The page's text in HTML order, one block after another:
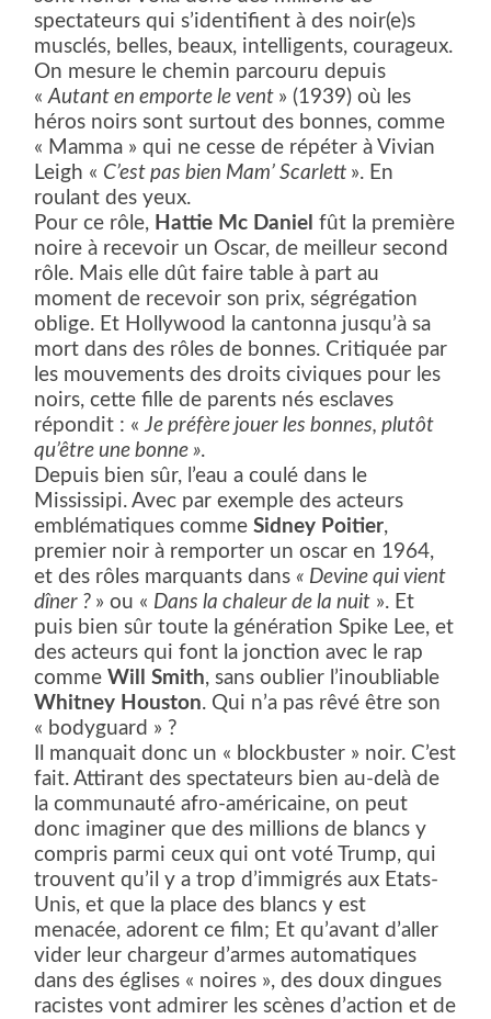
spectateurs qui s’identifient à des noir(e)s
musclés, belles, beaux, intelligents, courageux.
On mesure le chemin parcouru depuis
«Autant en emporte le vent » (1939) où les
héros noirs sont surtout des bonnes, comme
« Mamma » qui ne cesse de répéter à Vivian
Leigh « C’est pas bien Mam’ Scarlett ». En
roulant des yeux.
Pour ce rôle, Hattie Mc Daniel fût la première
noire à recevoir un Oscar, de meilleur second
rôle. Mais elle dût faire table à part au
moment de recevoir son prix, ségrégation
oblige. Et Hollywood la cantonna jusqu’à sa
mort dans des rôles de bonnes. Critiquée par
les mouvements des droits civiques pour les
noirs, cette fille de parents nés esclaves
répondit : «Je préfère jouer les bonnes, plutôt
qu’être une bonne ».
Depuis bien sûr, l’eau a coulé dans le
Mississipi. Avec par exemple des acteurs
emblématiques commeSidney Poitier,
premier noir à remporter un oscar en 1964,
et des rôles marquants dans « Devine qui vient
dîner ? » ou « Dans la chaleur de la nuit ». Et
puis bien sûr toute la génération Spike Lee, et
des acteurs qui font la jonction avec le rap
comme Will Smith, sans oublier l’inoubliable
Whitney Houston. Qui n’a pas rêvé être son
« bodyguard » ?
Il manquait donc un « blockbuster » noir. C’est
fait. Attirant des spectateurs bien au-delà de
la communauté afro-américaine, on peut
donc imaginer que des millions de blancs y
compris parmi ceux qui ont voté Trump, qui
trouvent qu’il y a trop d’immigrés aux Etats-
Unis, et que la place des blancs y est
menacée, adorent ce film; Et qu’avant d’aller
vider leur chargeur d’armes automatiques
dans des églises « noires », des doux dingues
racistes vont admirer les scènes d’action et de